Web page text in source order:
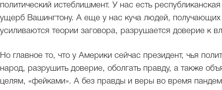
политический истеблишмент. У нас есть
ущерб Вашингтону. А еще у нас куча людей, получающих
усиливаются теории заговора, разрушается доверие к
Но главное то, что у Америки сейчас президент, чья
народ, разрушить доверие, оболгать правду, а также
целям, «фейками». А без правды и веры во время